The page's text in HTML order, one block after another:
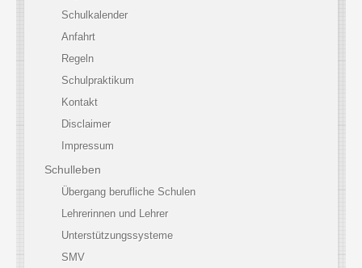
Schulkalender
Anfahrt
Regeln
Schulpraktikum
Kontakt
Disclaimer
Impressum
Schulleben
Übergang berufliche Schulen
Lehrerinnen und Lehrer
Unterstützungssysteme
SMV